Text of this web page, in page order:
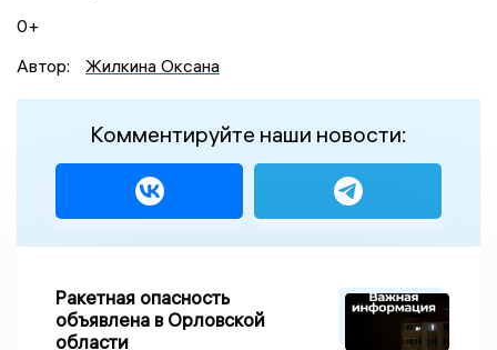
0+
Автор:
Жилкина Оксана
Комментируйте наши новости:
Ракетная опасность
объявлена в Орловской
области